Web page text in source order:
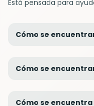
Está pensada para
Cómo se
Cómo se
Cómo se